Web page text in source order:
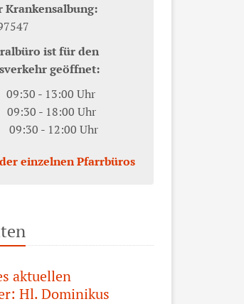
ist für den
geöffnet:
- 13:00 Uhr
- 18:00 Uhr
- 12:00 Uhr
einzelnen Pfarrbüros
aktuellen
Hl. Dominikus